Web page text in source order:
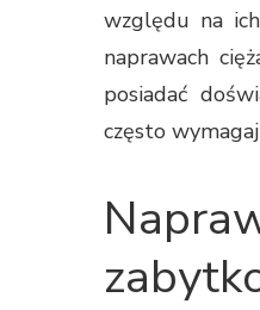
względu na
naprawach
posiadać
często